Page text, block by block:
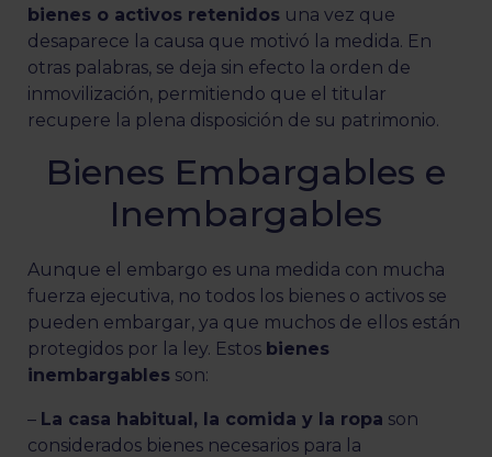
bienes o activos retenidos una vez que
desaparece la causa que motivó la medida. En
otras palabras, se deja sin efecto la orden de
inmovilización, permitiendo que el titular
recupere la plena disposición de su patrimonio.
Bienes Embargables e
Inembargables
Aunque el embargo es una medida con mucha
fuerza ejecutiva, no todos los bienes o activos se
pueden embargar, ya que muchos de ellos están
protegidos por la ley. Estos bienes
inembargables son:
– La casa habitual, la comida y la ropa son
considerados bienes necesarios para la